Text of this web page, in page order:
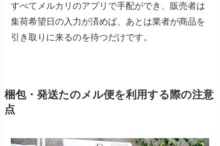
すべてメルカリのアプリで手配ができ、販売者は
集荷希望日の入力が済めば、あとは業者が商品を
引き取りに来るのを待つだけです。
梱包・発送たのメル便を利用する際の注意
点